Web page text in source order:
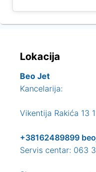
Lokacija
Beo Jet
Kancelarija:
Vikentija Rakića 13
+38162489899
Servis centar: 063